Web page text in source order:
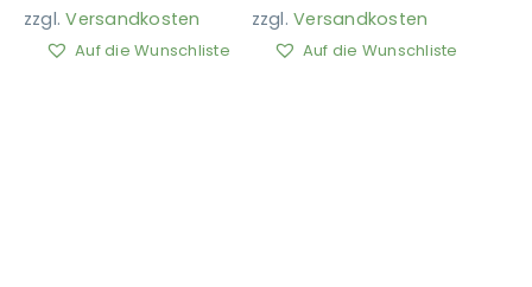
zzgl.Versandkosten
Auf die Wunschliste
zzgl.Versandkosten
Auf die Wunschliste